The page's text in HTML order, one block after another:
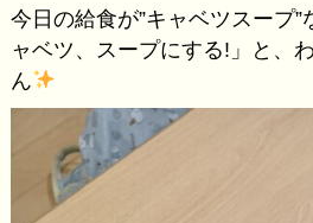
今日の給食が”キャベツスープ
ャベツ、スープにする!」と、
ん